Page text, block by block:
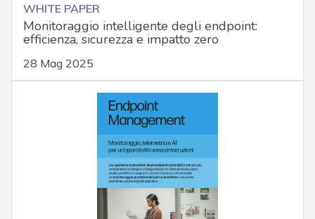
WHITE PAPER
Monitoraggio intelligente degli endpoint:
efficienza, sicurezza e impatto zero
28 Mag 2025